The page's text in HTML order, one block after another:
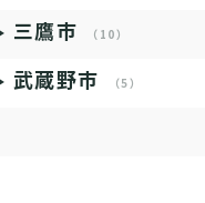
三鷹市 （10）
武蔵野市 （5）